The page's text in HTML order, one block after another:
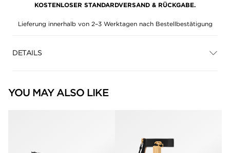
KOSTENLOSER STANDARDVERSAND & RÜCKGABE.
Lieferung innerhalb von 2–3 Werktagen nach Bestellbestätigung
DETAILS
YOU MAY ALSO LIKE